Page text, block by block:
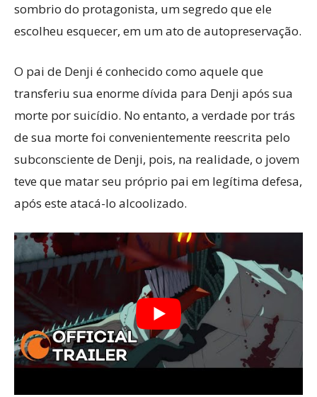
sombrio do protagonista, um segredo que ele
escolheu esquecer, em um ato de autopreservação.
O pai de Denji é conhecido como aquele que
transferiu sua enorme dívida para Denji após sua
morte por suicídio. No entanto, a verdade por trás
de sua morte foi convenientemente reescrita pelo
subconsciente de Denji, pois, na realidade, o jovem
teve que matar seu próprio pai em legítima defesa,
após este atacá-lo alcoolizado.